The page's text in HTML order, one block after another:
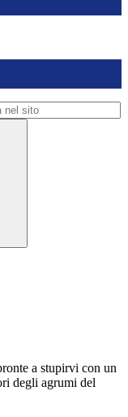
a stupirvi con un
degli agrumi del